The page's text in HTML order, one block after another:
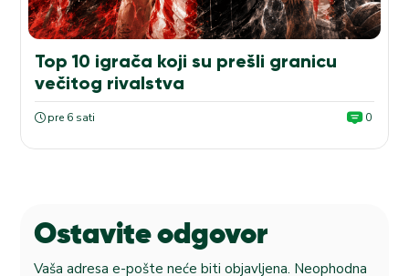
Top 10 igrača koji su prešli granicu
večitog rivalstva
pre 6 sati 0
Ostavite odgovor
Vaša adresa e-pošte neće biti objavljena. Neophodna